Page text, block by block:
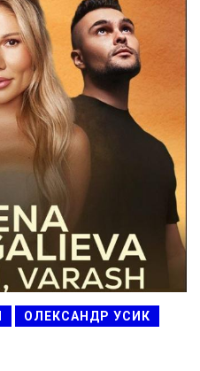
ОЛЕКСАНДР УСИК